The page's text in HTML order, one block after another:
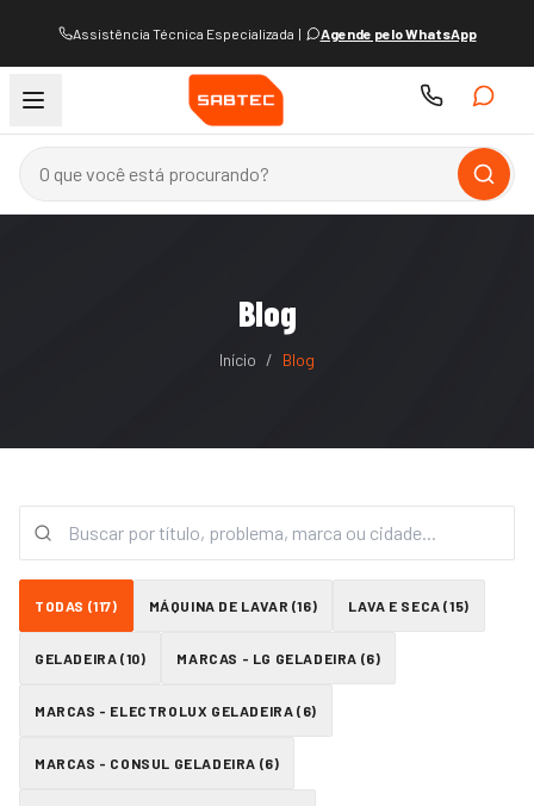
Assistência Técnica Especializada | Agende pelo WhatsApp
Blog
Início / Blog
TODAS (117) MÁQUINA DE LAVAR (16) LAVA E SECA (15)
GELADEIRA (10) MARCAS - LG GELADEIRA (6)
MARCAS - ELECTROLUX GELADEIRA ( 6)
MARCAS - CONSUL GELADEIRA (6)